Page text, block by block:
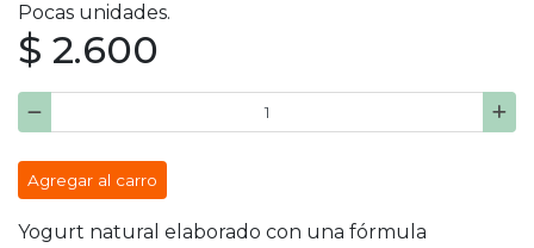
Pocas unidades.
$ 2.600
Agregar al carro
Yogurt natural elaborado con una fórmula